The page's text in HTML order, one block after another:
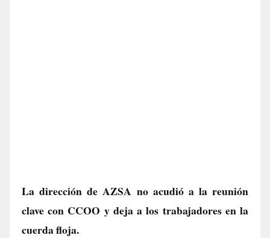
La dirección de AZSA no acudió a la reunión
clave con CCOO y deja a los trabajadores en la
cuerda floja.